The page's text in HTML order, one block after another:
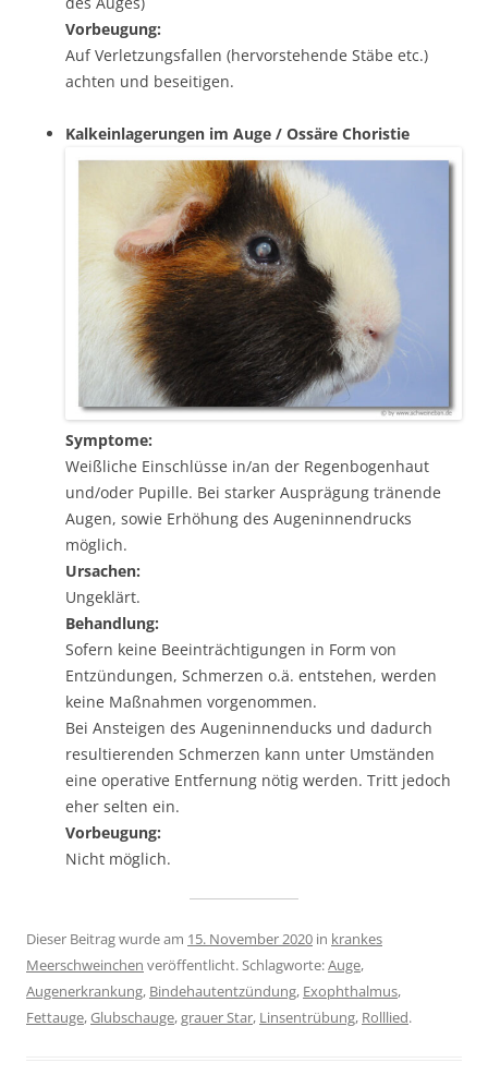
Vorbeugung:
Auf Verletzungsfallen (hervorstehende Stäbe etc.)
achten und beseitigen.
Kalkeinlagerungen im Auge / Ossäre Choristie
Symptome:
Weißliche Einschlüsse in/an der Regenbogenhaut
und/oder Pupille. Bei starker Ausprägung tränende
Augen, sowie Erhöhung des Augeninnendrucks
möglich.
Ursachen:
Ungeklärt.
Behandlung:
Sofern keine Beeinträchtigungen in Form von
Entzündungen, Schmerzen o.ä. entstehen, werden
keine Maßnahmen vorgenommen.
Bei Ansteigen des Augeninnenducks und dadurch
resultierenden Schmerzen kann unter Umständen
eine operative Entfernung nötig werden. Tritt jedoch
eher selten ein.
Vorbeugung:
Nicht möglich.
Dieser Beitrag wurde am 15. November 2020 in krankes
Meerschweinchen veröffentlicht. Schlagworte:Auge,
Augenerkrankung, Bindehautentzündung, Exophthalmus,
Fettauge,Glubschauge,grauer Star, Linsentrübung, Rolllied.